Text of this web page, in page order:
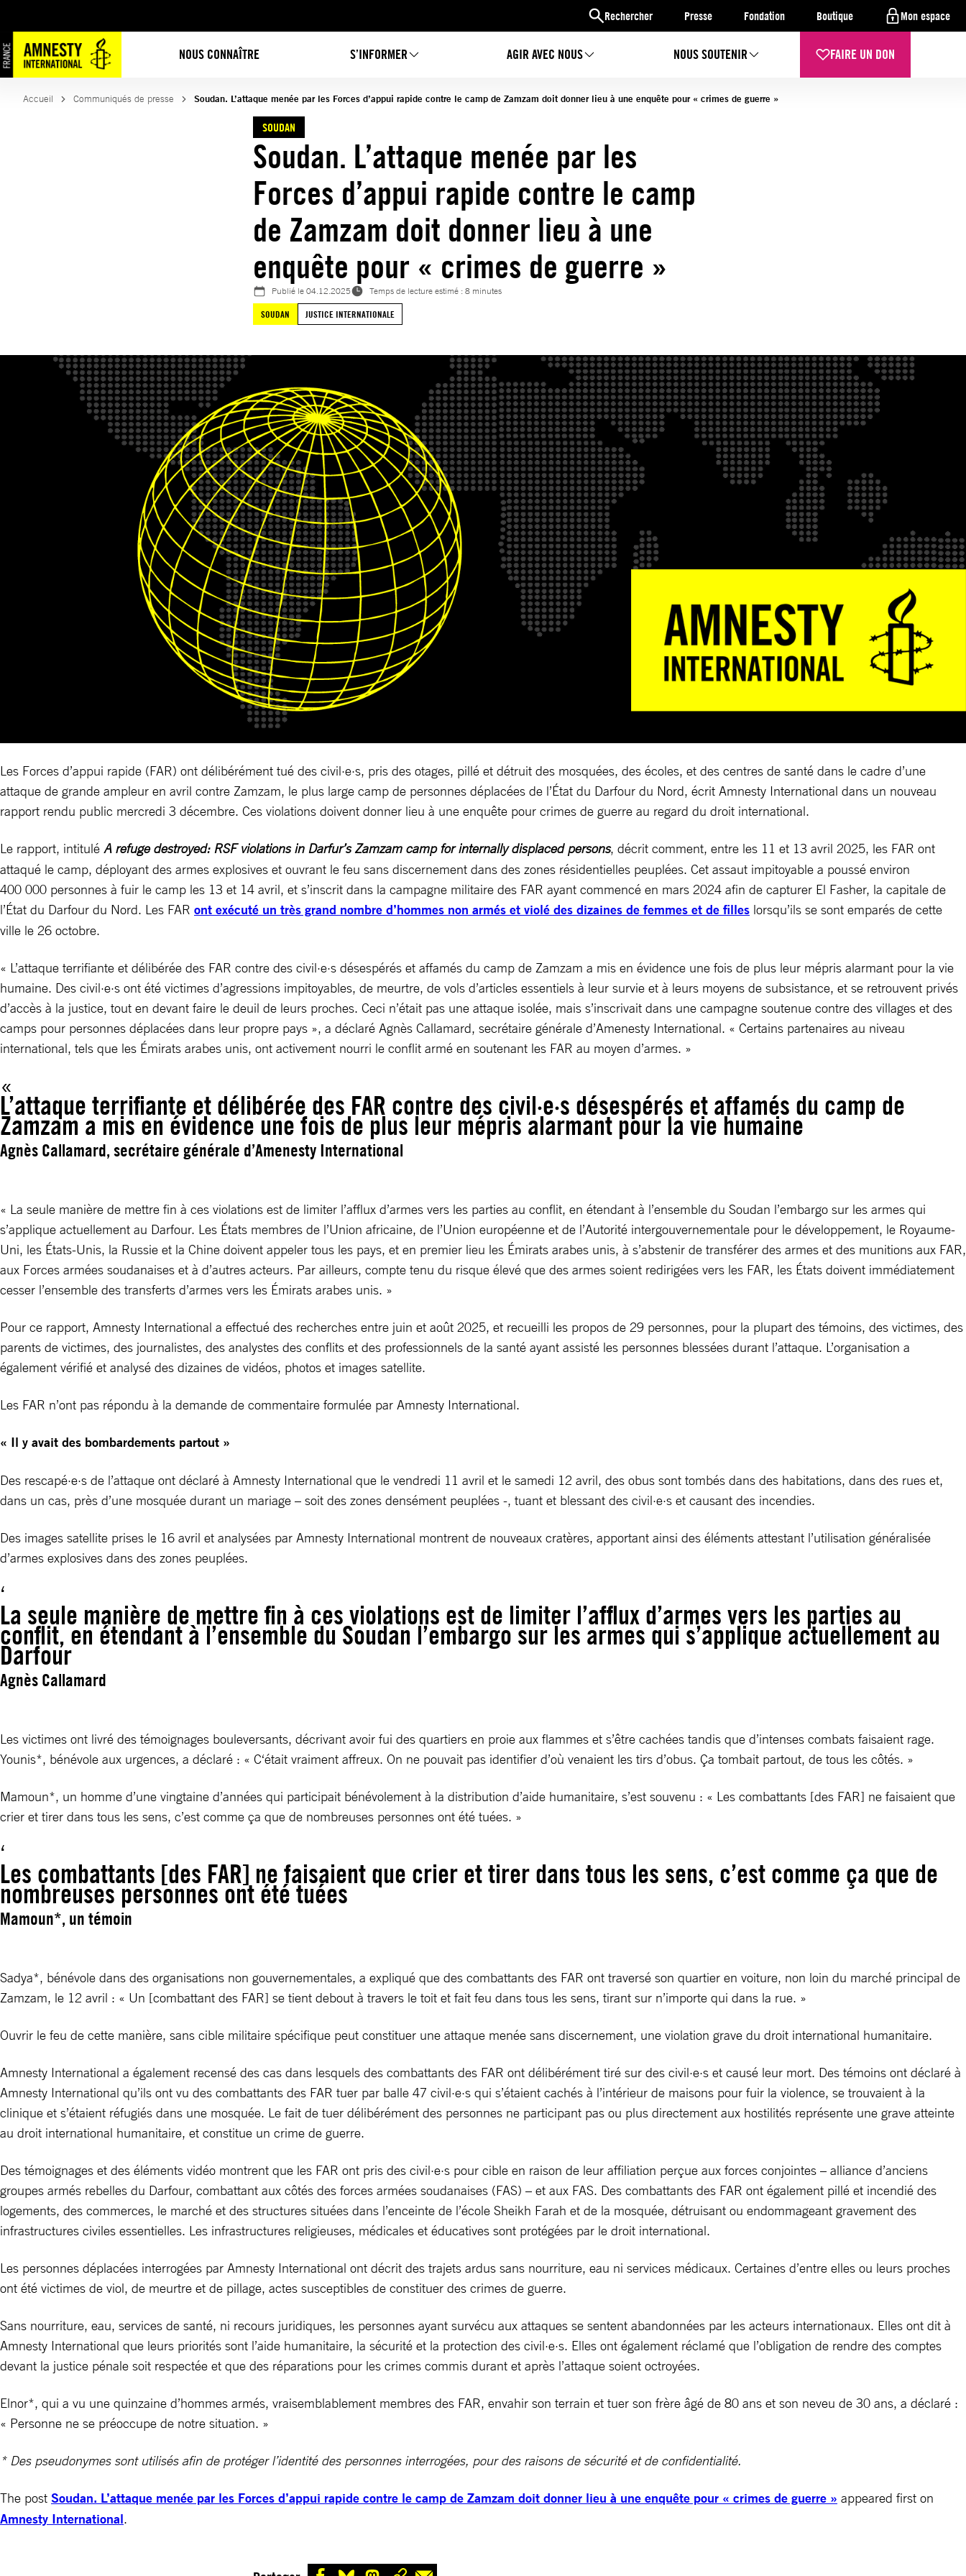
Rechercher Presse Fondation Boutique Mon espace
NOUS CONNAÎTRE S’INFORMER AGIR AVEC NOUS NOUS SOUTENIR FAIRE UN DON
au
contenu
Accueil Communiqués de presse Soudan. L’attaque menée par les Forces d’appui rapide contre le camp de Zamzam doit donner lieu à une enquête pour « crimes de guerre »
SOUDAN
Soudan. L’attaque menée par les
Forces d’appui rapide contre le camp
de Zamzam doit donner lieu à une
enquête pour « crimes de guerre »
Publié le04.12.2025
Temps de lecture estimé : 8 minutes
SOUDAN
JUSTICE INTERNATIONALE
Les Forces d’appui rapide (FAR) ont délibérément tué des civil·e·s, pris des otages, pillé et détruit des mosquées, des écoles, et des centres de santé dans le cadre d’une
attaque de grande ampleur en avril contre Zamzam, le plus large camp de personnes déplacées de l’État du Darfour du Nord, écrit Amnesty International dans un nouveau
rapport rendu public mercredi 3 décembre. Ces violations doivent donner lieu à une enquête pour crimes de guerre au regard du droit international.
Le rapport, intitulé A refuge destroyed: RSF violations in Darfur’s Zamzam camp for internally displaced persons, décrit comment, entre les 11 et 13 avril 2025, les FAR ont
attaqué le camp, déployant des armes explosives et ouvrant le feu sans discernement dans des zones résidentielles peuplées. Cet assaut impitoyable a poussé environ
400 000 personnes à fuir le camp les 13 et 14 avril, et s’inscrit dans la campagne militaire des FAR ayant commencé en mars 2024 afin de capturer El Fasher, la capitale de
l’État du Darfour du Nord. Les FAR ont exécuté un très grand nombre d’hommes non armés et violé des dizaines de femmes et de filles lorsqu’ils se sont emparés de cette
ville le 26 octobre.
« L’attaque terrifiante et délibérée des FAR contre des civil·e·s désespérés et affamés du camp de Zamzam a mis en évidence une fois de plus leur mépris alarmant pour la vie
humaine. Des civil·e·s ont été victimes d’agressions impitoyables, de meurtre, de vols d’articles essentiels à leur survie et à leurs moyens de subsistance, et se retrouvent privés
d’accès à la justice, tout en devant faire le deuil de leurs proches. Ceci n’était pas une attaque isolée, mais s’inscrivait dans une campagne soutenue contre des villages et des
camps pour personnes déplacées dans leur propre pays », a déclaré Agnès Callamard, secrétaire générale d’Amenesty International. « Certains partenaires au niveau
international, tels que les Émirats arabes unis, ont activement nourri le conflit armé en soutenant les FAR au moyen d’armes. »
L’attaque terrifiante et délibérée des FAR contre des civil·e·s désespérés et affamés du camp de
Zamzam a mis en évidence une fois de plus leur mépris alarmant pour la vie humaine
Agnès Callamard, secrétaire générale d’Amenesty International
« La seule manière de mettre fin à ces violations est de limiter l’afflux d’armes vers les parties au conflit, en étendant à l’ensemble du Soudan l’embargo sur les armes qui
s’applique actuellement au Darfour. Les États membres de l’Union africaine, de l’Union européenne et de l’Autorité intergouvernementale pour le développement, le Royaume-
Uni, les États-Unis, la Russie et la Chine doivent appeler tous les pays, et en premier lieu les Émirats arabes unis, à s’abstenir de transférer des armes et des munitions aux FAR,
aux Forces armées soudanaises et à d’autres acteurs. Par ailleurs, compte tenu du risque élevé que des armes soient redirigées vers les FAR, les États doivent immédiatement
cesser l’ensemble des transferts d’armes vers les Émirats arabes unis. »
Pour ce rapport, Amnesty International a effectué des recherches entre juin et août 2025, et recueilli les propos de 29 personnes, pour la plupart des témoins, des victimes, des
parents de victimes, des journalistes, des analystes des conflits et des professionnels de la santé ayant assisté les personnes blessées durant l’attaque. L’organisation a
également vérifié et analysé des dizaines de vidéos, photos et images satellite.
Les FAR n’ont pas répondu à la demande de commentaire formulée par Amnesty International.
« Il y avait des bombardements partout »
Des rescapé·e·s de l’attaque ont déclaré à Amnesty International que le vendredi 11 avril et le samedi 12 avril, des obus sont tombés dans des habitations, dans des rues et,
dans un cas, près d’une mosquée durant un mariage – soit des zones densément peuplées -, tuant et blessant des civil·e·s et causant des incendies.
Des images satellite prises le 16 avril et analysées par Amnesty International montrent de nouveaux cratères, apportant ainsi des éléments attestant l’utilisation généralisée
d’armes explosives dans des zones peuplées.
La seule manière de mettre fin à ces violations est de limiter l’afflux d’armes vers les parties au
conflit, en étendant à l’ensemble du Soudan l’embargo sur les armes qui s’applique actuellement au
Darfour
Agnès Callamard
Les victimes ont livré des témoignages bouleversants, décrivant avoir fui des quartiers en proie aux flammes et s’être cachées tandis que d’intenses combats faisaient rage.
Younis*, bénévole aux urgences, a déclaré : « C‘était vraiment affreux. On ne pouvait pas identifier d’où venaient les tirs d’obus. Ça tombait partout, de tous les côtés. »
Mamoun*, un homme d’une vingtaine d’années qui participait bénévolement à la distribution d’aide humanitaire, s’est souvenu : « Les combattants [des FAR] ne faisaient que
crier et tirer dans tous les sens, c’est comme ça que de nombreuses personnes ont été tuées. »
Les combattants [des FAR] ne faisaient que crier et tirer dans tous les sens, c’est comme ça que de
nombreuses personnes ont été tuées
Mamoun*, un témoin
Sadya*, bénévole dans des organisations non gouvernementales, a expliqué que des combattants des FAR ont traversé son quartier en voiture, non loin du marché principal de
Zamzam, le 12 avril : « Un [combattant des FAR] se tient debout à travers le toit et fait feu dans tous les sens, tirant sur n’importe qui dans la rue. »
Ouvrir le feu de cette manière, sans cible militaire spécifique peut constituer une attaque menée sans discernement, une violation grave du droit international humanitaire.
Amnesty International a également recensé des cas dans lesquels des combattants des FAR ont délibérément tiré sur des civil·e·s et causé leur mort. Des témoins ont déclaré à
Amnesty International qu’ils ont vu des combattants des FAR tuer par balle 47 civil·e·s qui s’étaient cachés à l’intérieur de maisons pour fuir la violence, se trouvaient à la
clinique et s’étaient réfugiés dans une mosquée. Le fait de tuer délibérément des personnes ne participant pas ou plus directement aux hostilités représente une grave atteinte
au droit international humanitaire, et constitue un crime de guerre.
Des témoignages et des éléments vidéo montrent que les FAR ont pris des civil·e·s pour cible en raison de leur affiliation perçue aux forces conjointes – alliance d’anciens
groupes armés rebelles du Darfour, combattant aux côtés des forces armées soudanaises (FAS) – et aux FAS. Des combattants des FAR ont également pillé et incendié des
logements, des commerces, le marché et des structures situées dans l’enceinte de l’école Sheikh Farah et de la mosquée, détruisant ou endommageant gravement des
infrastructures civiles essentielles. Les infrastructures religieuses, médicales et éducatives sont protégées par le droit international.
Les personnes déplacées interrogées par Amnesty International ont décrit des trajets ardus sans nourriture, eau ni services médicaux. Certaines d’entre elles ou leurs proches
ont été victimes de viol, de meurtre et de pillage, actes susceptibles de constituer des crimes de guerre.
Sans nourriture, eau, services de santé, ni recours juridiques, les personnes ayant survécu aux attaques se sentent abandonnées par les acteurs internationaux. Elles ont dit à
Amnesty International que leurs priorités sont l’aide humanitaire, la sécurité et la protection des civil·e·s. Elles ont également réclamé que l’obligation de rendre des comptes
devant la justice pénale soit respectée et que des réparations pour les crimes commis durant et après l’attaque soient octroyées.
Elnor*, qui a vu une quinzaine d’hommes armés, vraisemblablement membres des FAR, envahir son terrain et tuer son frère âgé de 80 ans et son neveu de 30 ans, a déclaré :
« Personne ne se préoccupe de notre situation. »
* Des pseudonymes sont utilisés afin de protéger l’identité des personnes interrogées, pour des raisons de sécurité et de confidentialité.
The post Soudan. L’attaque menée par les Forces d’appui rapide contre le camp de Zamzam doit donner lieu à une enquête pour « crimes de guerre » appeared first on
Amnesty International.